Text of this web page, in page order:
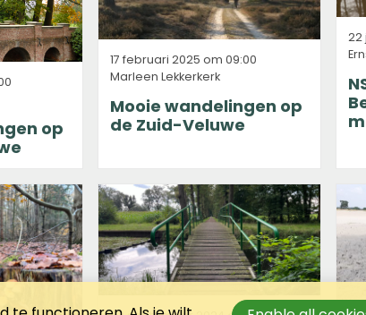
op
17 februari 2025 om 09:00
Marleen Lekkerkerk
Mooie wandelingen op
de Zuid-Veluwe
22